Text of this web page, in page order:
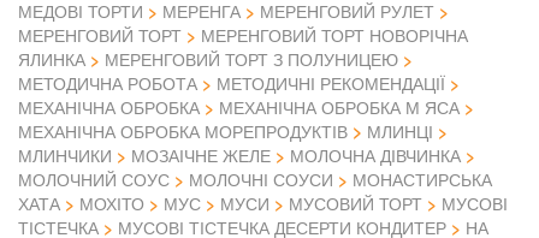
МЕДОВІ ТОРТИ
МЕРЕНГА
МЕРЕНГОВИЙ РУЛЕТ
МЕРЕНГОВИЙ ТОРТ
МЕРЕНГОВИЙ ТОРТ НОВОРІЧНА
ЯЛИНКА
МЕРЕНГОВИЙ ТОРТ З ПОЛУНИЦЕЮ
МЕТОДИЧНА РОБОТА
МЕТОДИЧНІ РЕКОМЕНДАЦІЇ
МЕХАНІЧНА ОБРОБКА
МЕХАНІЧНА ОБРОБКА М ЯСА
МЕХАНІЧНА ОБРОБКА МОРЕПРОДУКТІВ
МЛИНЦІ
МЛИНЧИКИ
МОЗАІЧНЕ ЖЕЛЕ
МОЛОЧНА ДІВЧИНКА
МОЛОЧНИЙ СОУС
МОЛОЧНІ СОУСИ
МОНАСТИРСЬКА
ХАТА
МОХІТО МУС МУСИ МУСОВИЙ ТОРТ
МУСОВІ
ТІСТЕЧКА
МУСОВІ ТІСТЕЧКА ДЕСЕРТИ КОНДИТЕР
НА